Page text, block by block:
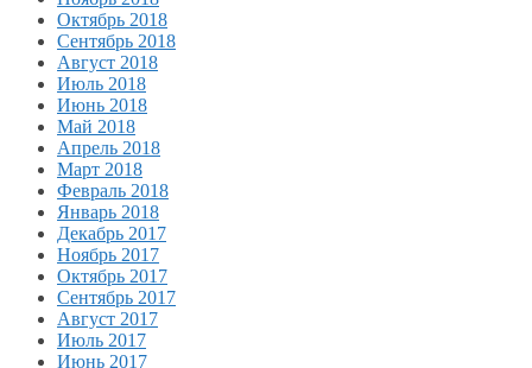
Октябрь 2018
Сентябрь 2018
Август 2018
Июль 2018
Июнь 2018
Май 2018
Апрель 2018
Март 2018
Февраль 2018
Январь 2018
Декабрь 2017
Ноябрь 2017
Октябрь 2017
Сентябрь 2017
Август 2017
Июль 2017
Июнь 2017